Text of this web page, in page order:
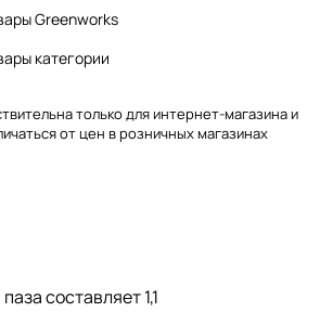
Greenworks
категории
только для интернет-магазина и
от цен в розничных магазинах
составляет 1,1